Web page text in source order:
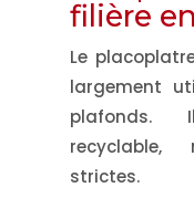
filière
Le
largement
plafonds.
strictes.